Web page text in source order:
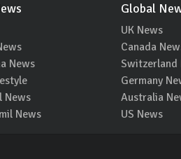
News
News
News
Global
UK News
Canada
Switzerland
Germany
Australia
US News